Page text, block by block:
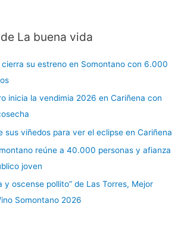
La buena vida
cierra su estreno en Somontano con 6.000
inicia la vendimia 2026 en Cariñena con
sus viñedos para ver el eclipse en Cariñena
reúne a 40.000 personas y afianza
joven
y oscense pollito” de Las Torres, Mejor
Somontano 2026